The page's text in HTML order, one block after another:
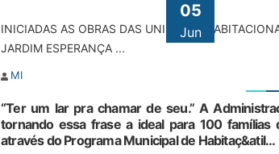
05
Jun
INICIADAS AS OBRAS DAS UNIDADES
JARDIM ESPERANÇA ...
MI
“Ter um lar pra chamar de seu.” A
tornando essa frase a ideal para 100 famílias
através do Programa Municipal de Habitaç&atil...